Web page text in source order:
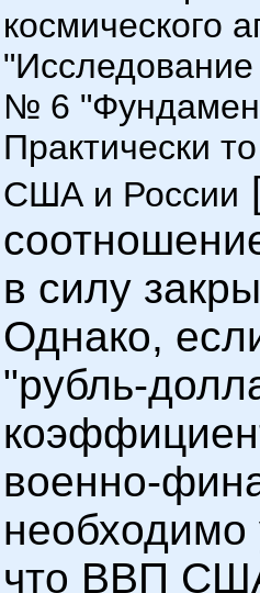
космического
"Исследование
№ 6
Практически
США и России
в силу
Однако,
"рубль-
военно-
необходимо
что ВВП